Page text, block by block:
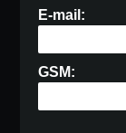
E-mail:
GSM: